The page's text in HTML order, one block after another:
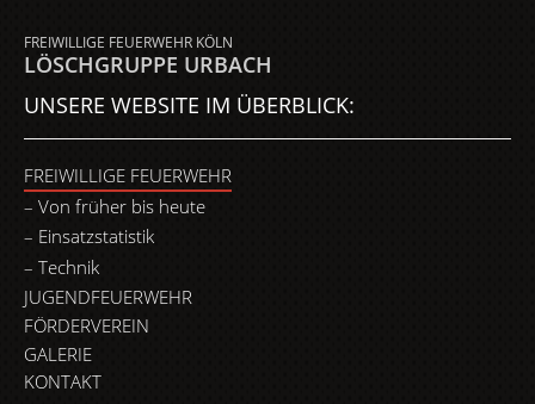
FREIWILLIGE FEUERWEHR KÖLN
LÖSCHGRUPPE URBACH
UNSERE WEBSITE IM ÜBERBLICK:
FREIWILLIGE FEUERWEHR
Von früher bis heute
Einsatzstatistik
Technik
JUGENDFEUERWEHR
FÖRDERVEREIN
GALERIE
KONTAKT